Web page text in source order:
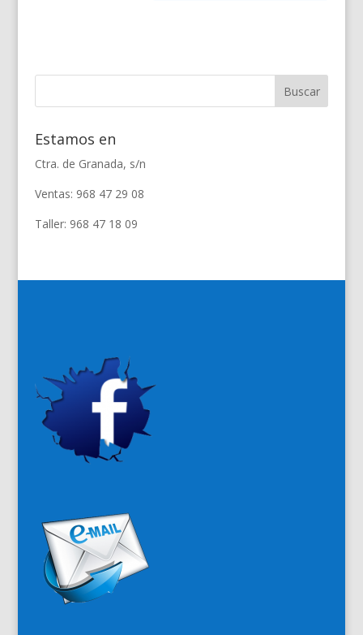
Estamos en
Ctra. de Granada, s/n
Ventas: 968 47 29 08
Taller: 968 47 18 09